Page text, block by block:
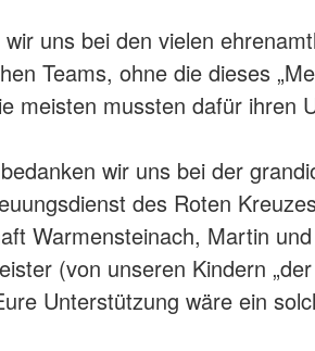
uns bei den vielen
Teams, ohne die dieses
meisten mussten dafür ihren
wir uns bei der
des Roten
Warmensteinach, Martin
(von unseren Kindern
Unterstützung wäre ein